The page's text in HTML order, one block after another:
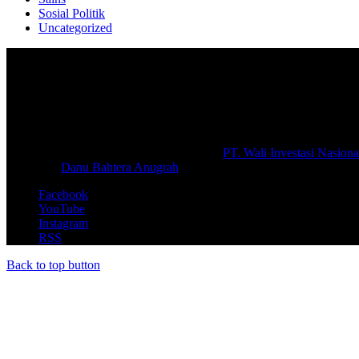
Sosial Politik
Uncategorized
PT. Wali Investasi
Danu Bahtera Anugrah
Facebook
YouTube
Instagram
RSS
Back to top button